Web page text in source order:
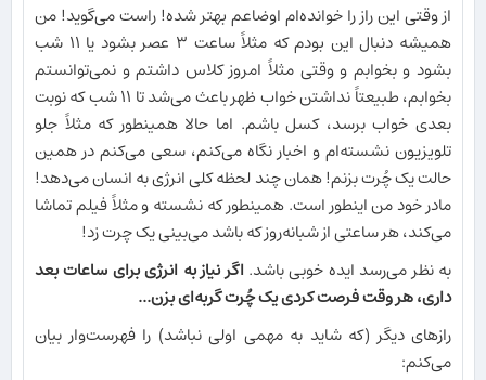
از وقتی این راز را خوانده‌ام اوضاعم بهتر شده! راست می‌گوید! من
همیشه دنبال این بودم که مثلاً ساعت ۳ عصر بشود یا ۱۱ شب
بشود و بخوابم و وقتی مثلاً امروز کلاس داشتم و نمی‌توانستم
بخوابم، طبیعتاً نداشتن خواب ظهر باعث می‌شد تا ۱۱ شب که نوبت
بعدی خواب برسد، کسل باشم. اما حالا همینطور که مثلاً جلو
تلویزیون نشسته‌ام و اخبار نگاه می‌کنم، سعی می‌کنم در همین
حالت یک چُرت بزنم! همان چند لحظه کلی انرژی به انسان می‌دهد!
مادر خود من اینطور است. همینطور که نشسته و مثلاً فیلم تماشا
می‌کند، هر ساعتی از شبانه‌روز که باشد می‌بینی یک چرت زد!
به نظر می‌رسد ایده خوبی باشد. اگر نیاز به انرژی برای ساعات بعد
داری، هر وقت فرصت کردی یک چُرت گربه‌ای بزن...
رازهای دیگر (که شاید به مهمی اولی نباشد) را فهرست‌وار بیان
می‌کنم: